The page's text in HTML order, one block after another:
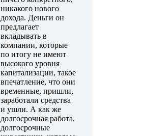
никакого нового
дохода. Деньги он
предлагает
вкладывать в
компании, которые
по итогу не имеют
высокого уровня
капитализации, такое
впечатление, что они
временные, пришли,
заработали средства
и ушли. А как же
долгосрочная работа,
долгосрочные